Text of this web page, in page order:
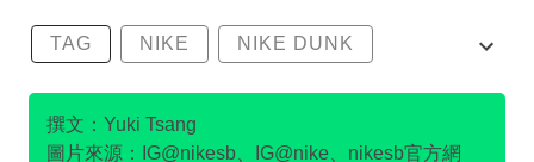
TAG NIKE NIKE DUNK
SB DUNK
撰文：Yuki Tsang
圖片來源：IG@nikesb、IG@nike、nikesb官方網